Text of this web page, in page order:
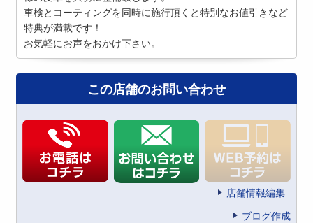
車検とコーティングを同時に施行頂くと特別なお値引きなど
特典が満載です！
お気軽にお声をおかけ下さい。
この店舗のお問い合わせ
店舗情報編集
ブログ作成